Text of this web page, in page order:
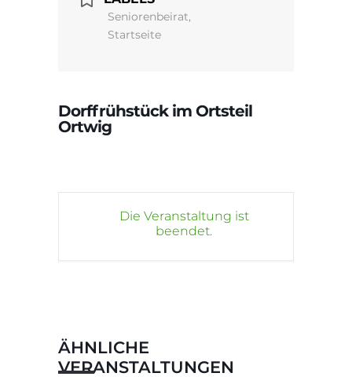
Seniorenbeirat,
Startseite
Dorffrühstück im Ortsteil
Ortwig
Die Veranstaltung ist
beendet.
ÄHNLICHE
VERANSTALTUNGEN